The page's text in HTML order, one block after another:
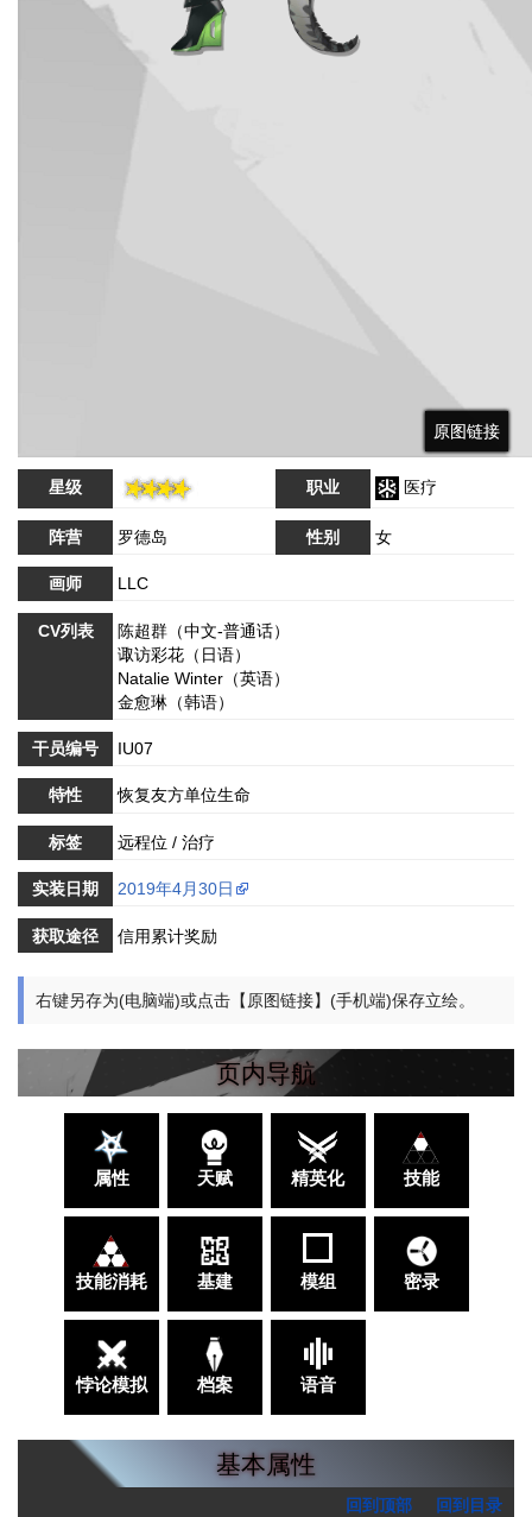
原图链接
原图链接
原图链接
星级 职业 医疗
阵营 罗德岛 性别 女
画师 LLC
CV列表
陈超群（中文-普通话）
诹访彩花（日语）
Natalie Winter（英语）
金愈琳（韩语）
干员编号 IU07
特性 恢复友方单位生命
标签 远程位 / 治疗
实装日期 2019年4月30日
获取途径 信用累计奖励
右键另存为(电脑端)或点击【原图链接】(手机端)保存立绘。
页内导航
属性 天赋 精英化 技能
技能消耗 基建 模组 密录
悖论模拟 档案 语音
基本属性
回到顶部 回到目录